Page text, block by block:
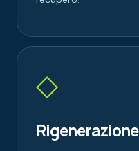
◇
Rigenerazione